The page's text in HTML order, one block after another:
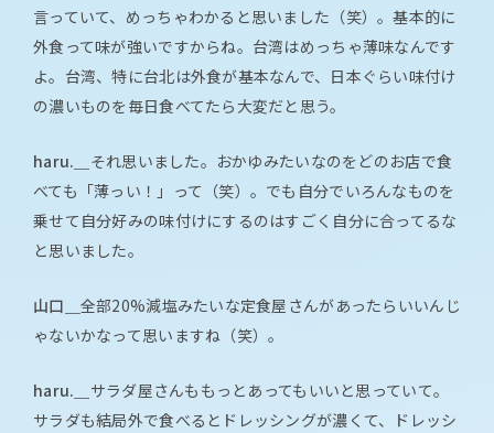
言っていて、めっちゃわかると思いました（笑）。基本的に
外食って味が強いですからね。台湾はめっちゃ薄味なんです
よ。台湾、特に台北は外食が基本なんで、日本ぐらい味付け
の濃いものを毎日食べてたら大変だと思う。
haru.＿ それ思いました。おかゆみたいなのをどのお店で食
べても「薄っい！」って（笑）。でも自分でいろんなものを
乗せて自分好みの味付けにするのはすごく自分に合ってるな
と思いました。
山口＿ 全部20%減塩みたいな定食屋さんがあったらいいんじ
ゃないかなって思いますね（笑）。
haru.＿ サラダ屋さんももっとあってもいいと思っていて。
サラダも結局外で食べるとドレッシングが濃くて、ドレッシ